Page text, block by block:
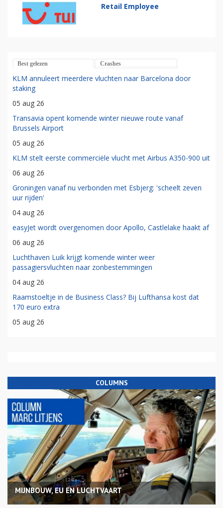
Retail Employee
Best gelezen Crashes
KLM annuleert meerdere vluchten naar Barcelona door
staking
05 aug 26
Transavia opent komende winter nieuwe route vanaf
Brussels Airport
05 aug 26
KLM stelt eerste commerciële vlucht met Airbus A350-900 uit
06 aug 26
Groningen vanaf nu verbonden met Esbjerg: 'scheelt zeven
uur rijden'
04 aug 26
easyJet wordt overgenomen door Apollo, Castlelake haakt af
06 aug 26
Luchthaven Luik krijgt komende winter weer
passagiersvluchten naar zonbestemmingen
04 aug 26
Raamstoeltje in de Business Class? Bij Lufthansa kost dat
170 euro extra
05 aug 26
COLUMNS
MIJNBOUW, EU EN LUCHTVAART